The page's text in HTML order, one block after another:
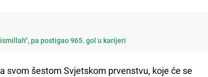
pa postigao 965. gol u karijeri
svom šestom Svjetskom prvenstvu, koje će se